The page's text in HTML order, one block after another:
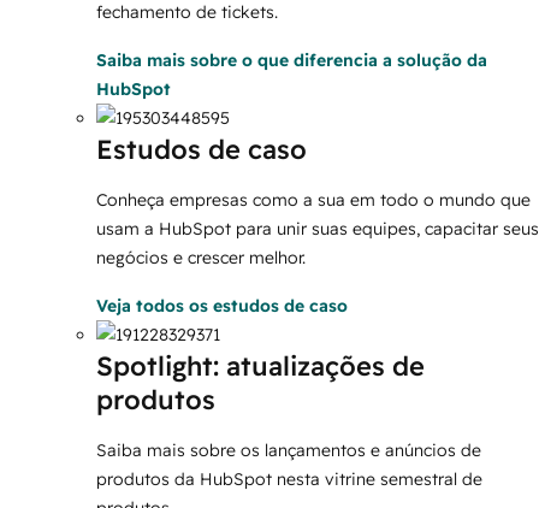
fechamento de tickets.
Saiba mais sobre o que diferencia a solução da
HubSpot
Estudos de caso
Conheça empresas como a sua em todo o mundo que
usam a HubSpot para unir suas equipes, capacitar seus
negócios e crescer melhor.
Veja todos os estudos de caso
Spotlight: atualizações de
produtos
Saiba mais sobre os lançamentos e anúncios de
produtos da HubSpot nesta vitrine semestral de